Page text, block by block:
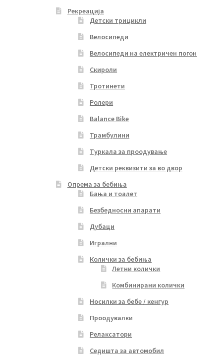
Рекреација
Детски трицикли
Велосипеди
Велосипеди на електричен погон
Скироли
Тротинети
Ролери
Balance Bike
Трамбулини
Туркала за проодување
Детски реквизити за во двор
Опрема за бебиња
Бања и тоалет
Безбедносни апарати
Дубаци
Игрални
Колички за бебиња
Летни колички
Комбинирани колички
Носилки за бебе / кенгур
Проодувалки
Релаксатори
Седишта за автомобил